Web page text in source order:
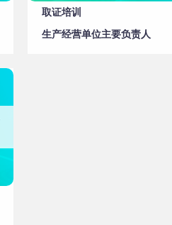
取证培训
生产经营单位主要负责人